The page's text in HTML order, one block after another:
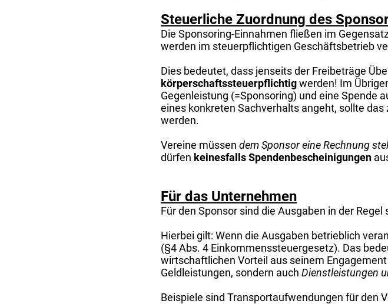
Steuerliche Zuordnung des
Die Sponsoring-Einnahmen fließen im
werden im steuerpflichtigen Geschäftsbetrieb
Dies bedeutet, dass jenseits der Freibeträge
körperschaftssteuerpflichtigwerden! Im
Gegenleistung (=Sponsoring) und eine Spende
eines konkreten Sachverhalts angeht, sollte
werden.
Vereine müssen dem Sponsor eine Rechnung
dürfen keinesfalls Spendenbescheinigungen
Für das Unternehmen
Für den Sponsor sind die Ausgaben in der
Hierbei gilt: Wenn die Ausgaben betrieblich
(§4 Abs. 4 Einkommenssteuergesetz). Das
wirtschaftlichen Vorteil aus seinem
Geldleistungen, sondern auch Dienstleistungen
Beispiele sind Transportaufwendungen für den